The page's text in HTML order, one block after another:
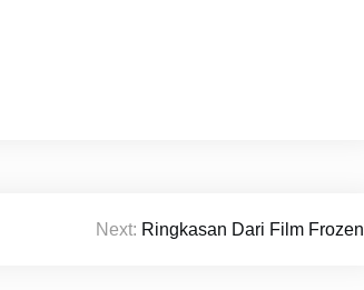
Next: Ringkasan Dari Film Frozen